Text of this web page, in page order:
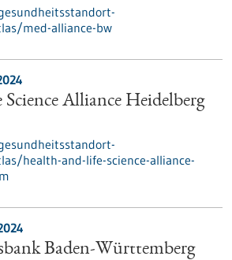
med-alliance-bw
Alliance Heidelberg
health-and-life-science-alliance-
Baden-Württemberg